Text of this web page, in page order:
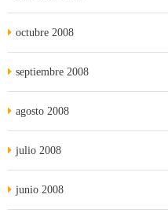
octubre 2008
septiembre 2008
agosto 2008
julio 2008
junio 2008